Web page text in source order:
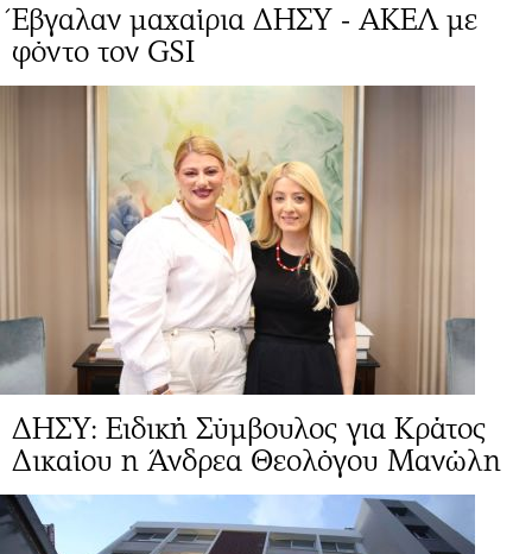
Έβγαλαν μαχαίρια ΔΗΣΥ - ΑΚΕΛ με
φόντο τον GSI
ΔΗΣΥ: Ειδική Σύμβουλος για Κράτος
Δικαίου η Άνδρεα Θεολόγου Μανώλη